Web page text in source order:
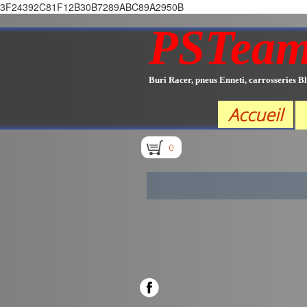
3F24392C81F12B30B7289ABC89A2950B
Buri Racer, pneus Enneti, carrosseries
Accueil
0